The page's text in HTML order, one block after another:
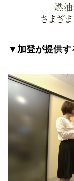
▼加登が提供す